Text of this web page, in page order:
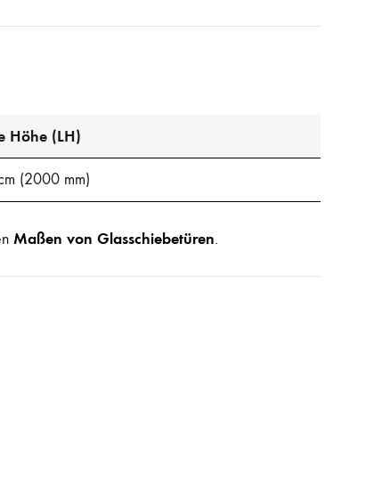
Höhe (LH)
(2000 mm)
Maßen von Glasschiebetüren.